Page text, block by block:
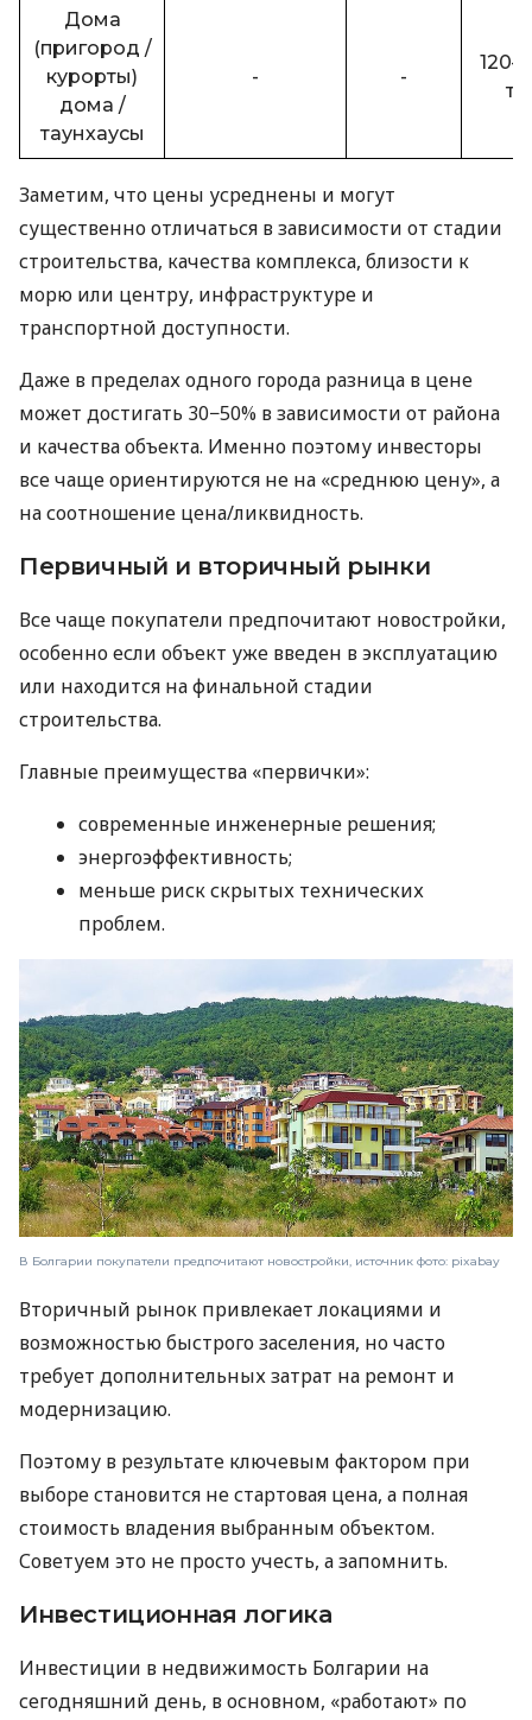
Дома
(пригород /
курорты)
дома /
таунхаусы
- -
Заметим, что цены усреднены и могут
существенно отличаться в зависимости от стадии
строительства, качества комплекса, близости к
морю или центру, инфраструктуре и
транспортной доступности.
Даже в пределах одного города разница в цене
может достигать 30−50% в зависимости от района
и качества объекта. Именно поэтому инвесторы
все чаще ориентируются не на «среднюю цену», а
на соотношение цена/ликвидность.
Первичный и вторичный рынки
Все чаще покупатели предпочитают новостройки,
особенно если объект уже введен в эксплуатацию
или находится на финальной стадии
строительства.
Главные преимущества «первички»:
современные инженерные решения;
энергоэффективность;
меньше риск скрытых технических
проблем.
В Болгарии покупатели предпочитают новостройки, источник фото: pixabay
Вторичный рынок привлекает локациями и
возможностью быстрого заселения, но часто
требует дополнительных затрат на ремонт и
модернизацию.
Поэтому в результате ключевым фактором при
выборе становится не стартовая цена, а полная
стоимость владения выбранным объектом.
Советуем это не просто учесть, а запомнить.
Инвестиционная логика
Инвестиции в недвижимость Болгарии на
сегодняшний день, в основном, «работают» по